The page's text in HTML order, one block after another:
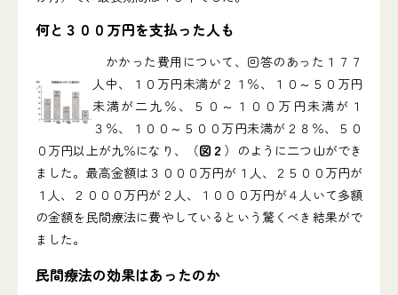
何と３００万円を支払った人も
かかった費用について、回答のあった１７７
人中、１０万円未満が２１％、１０～５０万円
未満が二九％、５０～１００万円未満が１
３％、１００～５００万円未満が２８％、５０
０万円以上が九％になり、（図２ ）のように二つ山ができ
ました。最高金額は３０００万円が１人、２５００万円が
１人、２０００万円が２人、１０００万円が４人いて多額
の金額を民間療法に費やしているという驚くべき結果がで
ました。
民間療法の効果はあったのか